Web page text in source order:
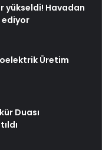
yükseldi! Havadan
ediyor
Üretim
Duası